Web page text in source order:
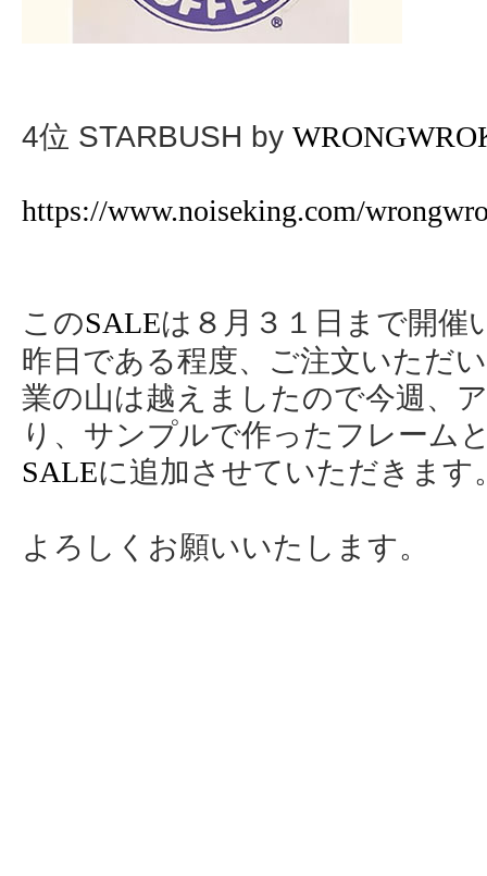
4位 STARBUSH by
https://www.noiseking.com/
このSALEは８月３１日まで開催
昨日である程度、ご注文いただ
業の山は越えましたので今週、
り、サンプルで作ったフレーム
SALEに追加させていただきます
よろしくお願いいたします。